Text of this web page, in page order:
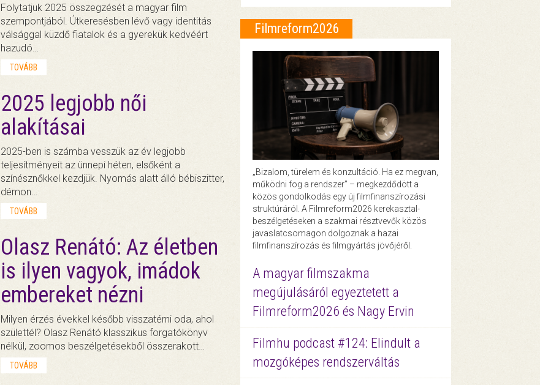
Folytatjuk 2025 összegzését a magyar film
szempontjából. Útkeresésben lévő vagy identitás
válsággal küzdő fiatalok és a gyerekük kedvéért
hazudó…
TOVÁBB
2025 legjobb női
alakításai
2025-ben is számba vesszük az év legjobb
teljesítményeit az ünnepi héten, elsőként a
színésznőkkel kezdjük. Nyomás alatt álló bébiszitter,
démon…
TOVÁBB
Olasz Renátó: Az életben
is ilyen vagyok, imádok
embereket nézni
Milyen érzés évekkel később visszatérni oda, ahol
születtél? Olasz Renátó klasszikus forgatókönyv
nélkül, zoomos beszélgetésekből összerakott…
TOVÁBB
Filmreform2026
„Bizalom, türelem és konzultáció. Ha ez megvan,
működni fog a rendszer” – megkezdődött a
közös gondolkodás egy új filmfinanszírozási
struktúráról. A Filmreform2026 kerekasztal-
beszélgetéseken a szakmai résztvevők közös
javaslatcsomagon dolgoznak a hazai
filmfinanszírozás és filmgyártás jövőjéről.
A magyar filmszakma
megújulásáról egyeztetett a
Filmreform2026 és Nagy Ervin
Filmhu podcast #124: Elindult a
mozgóképes rendszerváltás